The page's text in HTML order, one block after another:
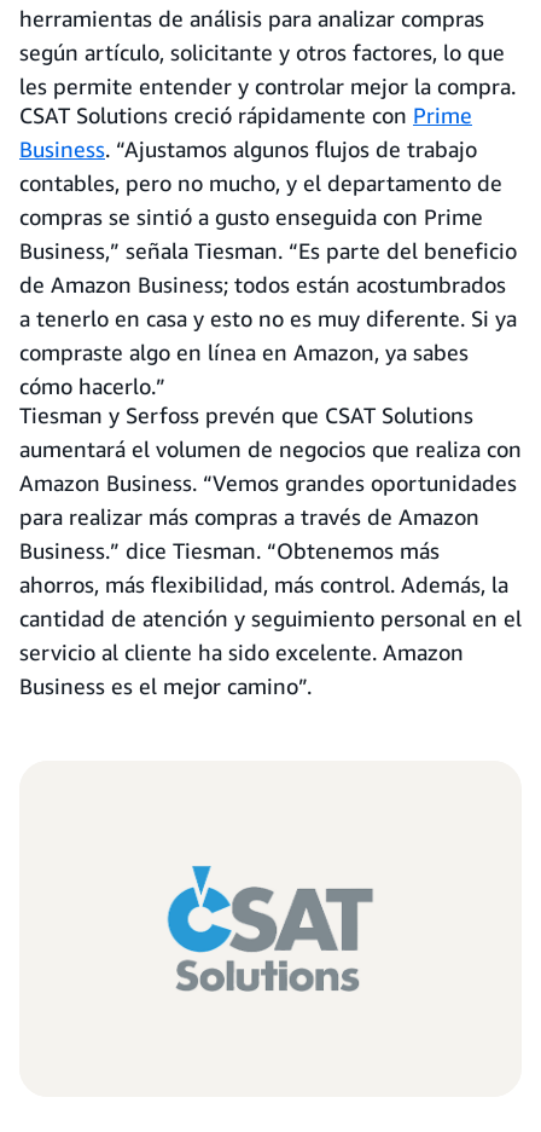
herramientas de análisis para analizar compras
según artículo, solicitante y otros factores, lo que
les permite entender y controlar mejor la compra.
CSAT Solutions creció rápidamente con Prime
Business. “Ajustamos algunos flujos de trabajo
contables, pero no mucho, y el departamento de
compras se sintió a gusto enseguida con Prime
Business,” señala Tiesman. “Es parte del beneficio
de Amazon Business; todos están acostumbrados
a tenerlo en casa y esto no es muy diferente. Si ya
compraste algo en línea en Amazon, ya sabes
cómo hacerlo.”
Tiesman y Serfoss prevén que CSAT Solutions
aumentará el volumen de negocios que realiza con
Amazon Business. “Vemos grandes oportunidades
para realizar más compras a través de Amazon
Business.” dice Tiesman. “Obtenemos más
ahorros, más flexibilidad, más control. Además, la
cantidad de atención y seguimiento personal en el
servicio al cliente ha sido excelente. Amazon
Business es el mejor camino”.